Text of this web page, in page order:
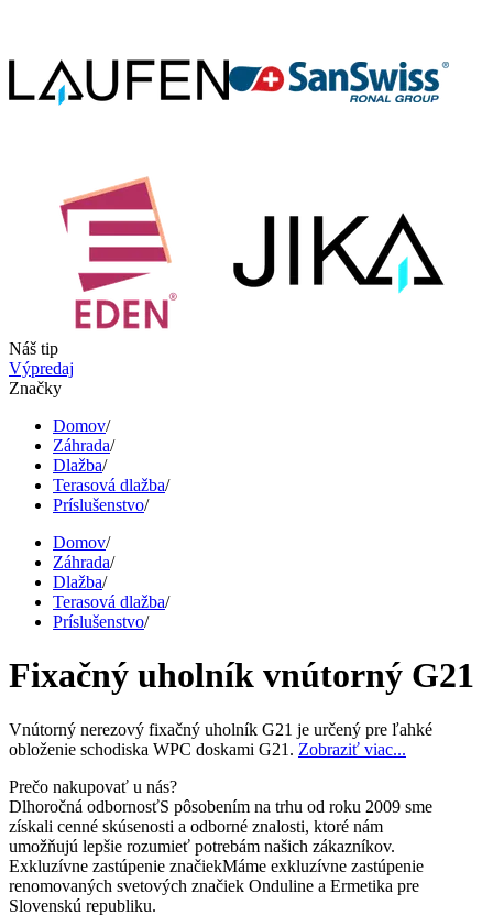
Náš tip
Výpredaj
Značky
Domov/
Záhrada/
Dlažba/
Terasová dlažba/
Príslušenstvo/
Domov/
Záhrada/
Dlažba/
Terasová dlažba/
Príslušenstvo/
Fixačný uholník vnútorný G21
Vnútorný nerezový fixačný uholník G21 je určený pre ľahké
obloženie schodiska WPC doskami G21. Zobraziť viac...
Prečo nakupovať u nás?
Dlhoročná odbornosťS pôsobením na trhu od roku 2009 sme
získali cenné skúsenosti a odborné znalosti, ktoré nám
umožňujú lepšie rozumieť potrebám našich zákazníkov.
Exkluzívne zastúpenie značiekMáme exkluzívne zastúpenie
renomovaných svetových značiek Onduline a Ermetika pre
Slovenskú republiku.